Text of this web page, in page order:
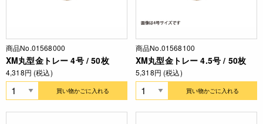
商品No.01568000
XM丸型金トレー 4号 / 50枚
4,318円 (税込)
買い物かごに入れる
商品No.01568100
XM丸型金トレー 4.5号 / 50枚
5,318円 (税込)
買い物かごに入れる